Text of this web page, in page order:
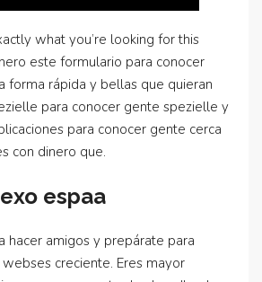
what you’re looking for this
este formulario para conocer
forma rápida y bellas que quieran
para conocer gente spezielle y
para conocer gente cerca
con dinero que.
espaa
hacer amigos y prepárate para
creciente. Eres mayor